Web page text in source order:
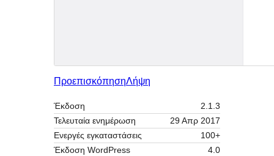
ΠροεπισκόπησηΛήψη
Έκδοση
2.1.3
Τελευταία ενημέρωση
29 Απρ 2017
Ενεργές εγκαταστάσεις
100+
Έκδοση WordPress
4.0